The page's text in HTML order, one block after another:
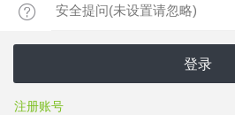

登录
注册账号